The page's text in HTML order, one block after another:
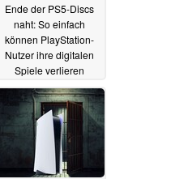
Ende der PS5-Discs
naht: So einfach
können PlayStation-
Nutzer ihre digitalen
Spiele verlieren
11.07.2026